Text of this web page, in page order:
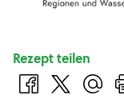
Rezept teilen